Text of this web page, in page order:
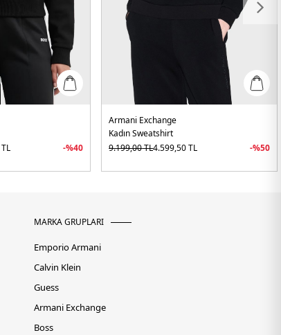
TL -%40
Armani Exchange
Kadın Sweatshirt
9.199,00TL4.599,50TL -%50
MARKA GRUPLARI
Emporio Armani
Calvin Klein
Guess
Armani Exchange
Boss